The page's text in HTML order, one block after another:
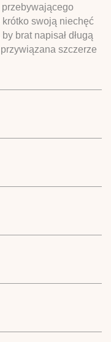
swoją niechęć
brat napisał długą
szczerze